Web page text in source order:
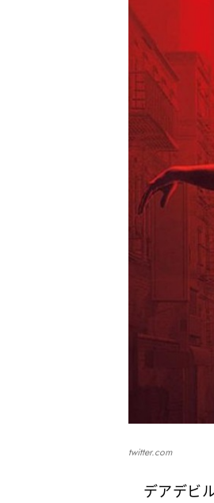
twitter.com
デアデビ